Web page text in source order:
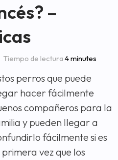
–
Tiempo de lectura 4 minutes
perros que puede
hacer fácilmente
compañeros para la
y pueden llegar a
fácilmente si es
vez que los